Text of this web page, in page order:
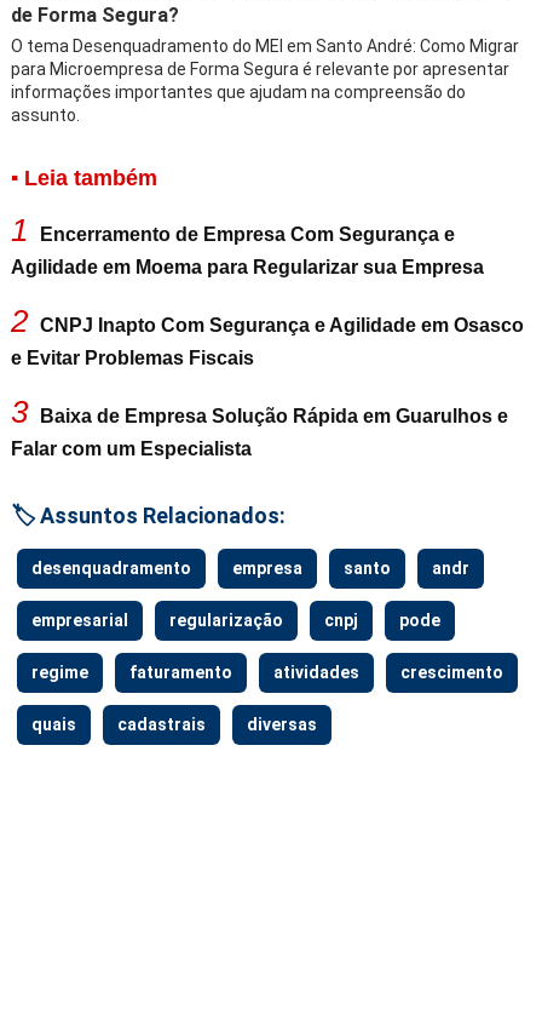
de Forma Segura?
O tema Desenquadramento do MEI em Santo André: Como Migrar
para Microempresa de Forma Segura é relevante por apresentar
informações importantes que ajudam na compreensão do
assunto.
▪ Leia também
1
Encerramento de Empresa Com Segurança e
Agilidade em Moema para Regularizar sua Empresa
2 CNPJ Inapto Com Segurança e Agilidade em Osasco
e Evitar Problemas Fiscais
3
Baixa de Empresa Solução Rápida em Guarulhos e
Falar com um Especialista
🏷️ Assuntos Relacionados:
desenquadramento empresa santo andr
empresarial regularização cnpj pode
regime faturamento atividades crescimento
quais cadastrais diversas